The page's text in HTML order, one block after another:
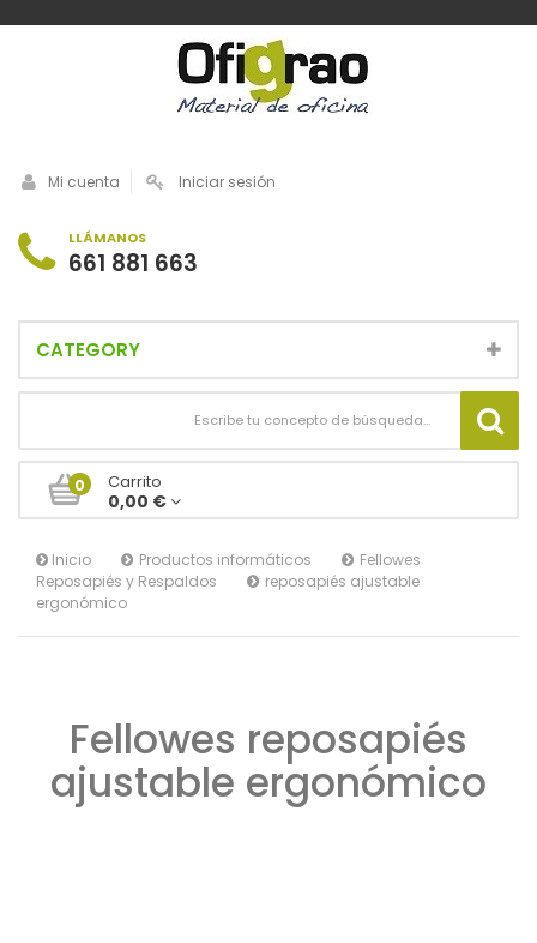
Mi cuenta Iniciar sesión
LLÁMANOS
661 881 663
CATEGORY
0 Carrito
0,00 €
Inicio
Productos informáticos
Reposapiés y Respaldos
Fellowes
reposapiés ajustable
ergonómico
Fellowes reposapiés
ajustable ergonómico